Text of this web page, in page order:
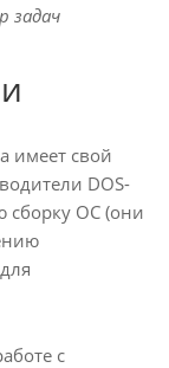
задач
имеет свой
DOS-
сборку ОС (они
с